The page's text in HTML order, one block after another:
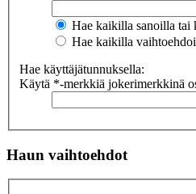
Hae kaikilla sanoilla tai
Hae kaikilla
Hae käyttäjätunnuksella:
Käytä *-merkkiä jokerimerkkinä
Haun vaihtoehdot